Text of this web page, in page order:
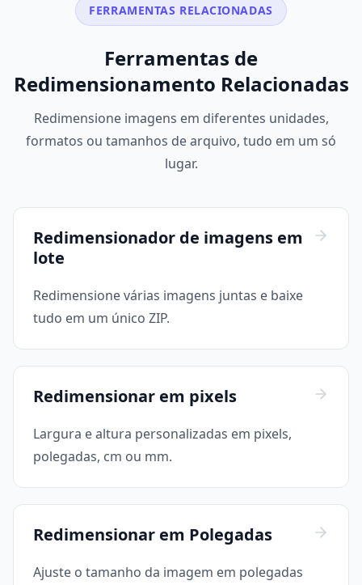
FERRAMENTAS RELACIONADAS
Ferramentas de
Redimensionamento Relacionadas
Redimensione imagens em diferentes unidades,
formatos ou tamanhos de arquivo, tudo em um só
lugar.
Redimensionador de imagens em
lote
Redimensione várias imagens juntas e baixe
tudo em um único ZIP.
Redimensionar em pixels
Largura e altura personalizadas em pixels,
polegadas, cm ou mm.
Redimensionar em Polegadas
Ajuste o tamanho da imagem em polegadas